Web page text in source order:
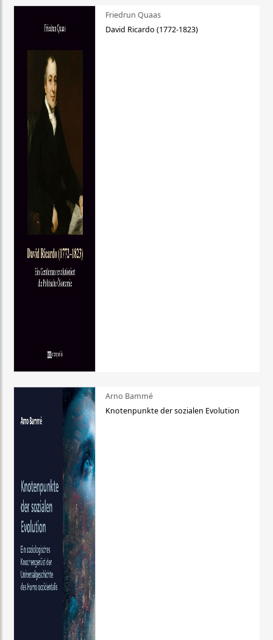
Friedrun Quaas
David Ricardo (1772-1823)
Arno Bammé
Knotenpunkte der sozialen Evolution